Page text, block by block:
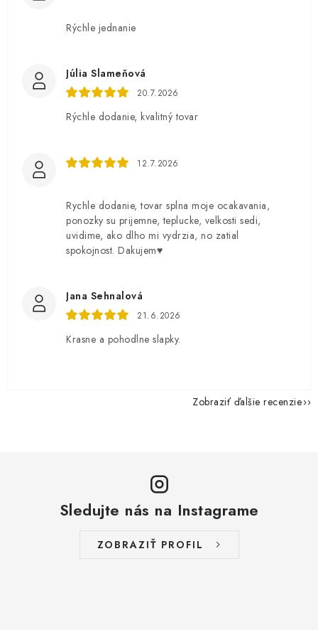
Rýchle jednanie
Júlia Slameňová
20.7.2026
Rýchle dodanie, kvalitný tovar
12.7.2026
Rychle dodanie, tovar splna moje ocakavania,
ponozky su prijemne, teplucke, velkosti sedi,
uvidime, ako dlho mi vydrzia, no zatial
spokojnost. Dakujem♥️
Jana Sehnalová
21.6.2026
Krasne a pohodlne slapky.
Zobraziť ďalšie recenzie
Sledujte nás na Instagrame
ZOBRAZIŤ PROFIL